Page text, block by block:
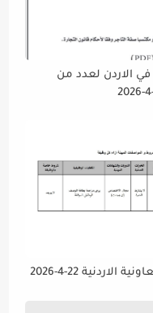
الاردن لعدد من
22-4-2026